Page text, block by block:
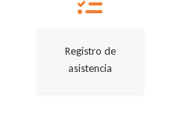
Registro de
asistencia